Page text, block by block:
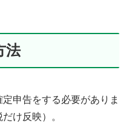
法
申告をする必要がありま
け反映）。